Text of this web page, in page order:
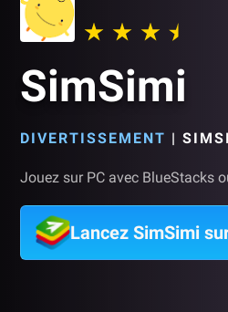
SimSimi
DIVERTISSEMENT |
Jouez sur PC avec BlueStacks
Lancez SimSimi